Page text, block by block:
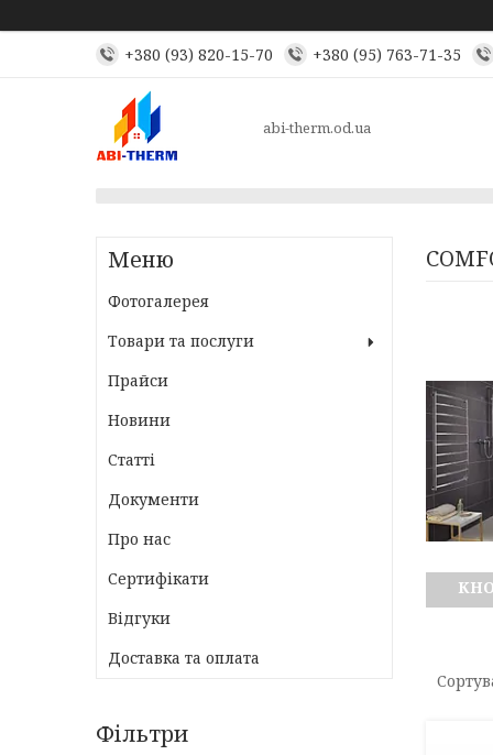
+380 (93) 820-15-70 +380 (95) 763-71-35
abi-therm.od.ua
Фотогалерея
Товари та послуги
Прайси
Новини
Статті
Документи
Про нас
Сертифікати
Відгуки
Доставка та оплата
Фільтри